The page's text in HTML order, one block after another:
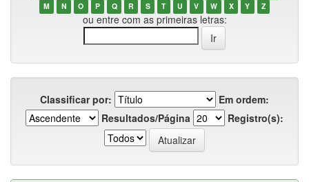
M
N O P Q R S T U V W X Y Z
ou entre com as primeiras letras:
Classificar por:
Em ordem:
Resultados/Página
Registro(s):